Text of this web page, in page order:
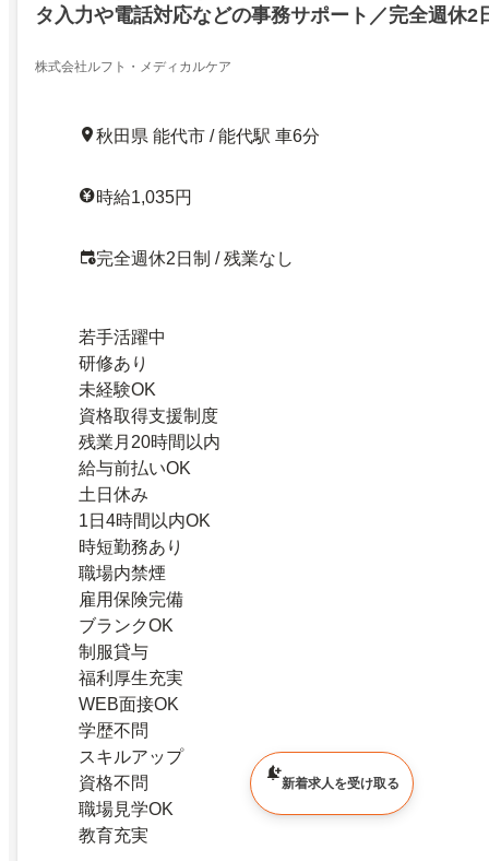
タ入力や電話対応などの事務サポート／完全週休2
支援あり
株式会社ルフト・メディカルケア
秋田県 能代市 / 能代駅 車6分
時給1,035円
完全週休2日制 / 残業なし
若手活躍中
研修あり
未経験OK
資格取得支援制度
残業月20時間以内
給与前払いOK
土日休み
1日4時間以内OK
時短勤務あり
職場内禁煙
雇用保険完備
ブランクOK
制服貸与
福利厚生充実
WEB面接OK
学歴不問
スキルアップ
資格不問
職場見学OK
教育充実
新着求人を受け取る